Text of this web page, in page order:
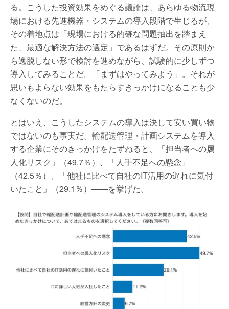
る。こうした投資効果をめぐる議論は、あらゆる物流現
場における先進機器・システムの導入段階で生じるが、
その着地点は「現場における的確な問題抽出を踏まえ
た、最適な解決方法の選定」であるはずだ。その原則か
ら逸脱しない形で検討を進めながら、試験的に少しずつ
導入してみることだ。「まずはやってみよう」。それが
思いもよらない効果をもたらすきっかけになることも少
なくないのだ。
とはいえ、こうしたシステムの導入は決して安い買い物
ではないのも事実だ。輸配送管理・計画システムを導入
する企業にそのきっかけをたずねると、「担当者への属
人化リスク」（49.7％）、「人手不足への懸念」
（42.5％）、「他社に比べて自社のIT活用の遅れに気付
いたこと」（29.1％）――を挙げた。